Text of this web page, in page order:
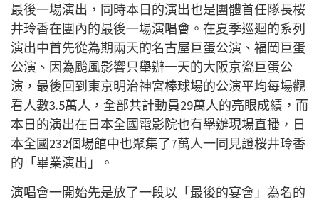
最後一場演出，同時本日的演出也是團體首任隊長桜
井玲香在團內的最後一場演唱會。在夏季巡迴的系列
演出中首先從為期兩天的名古屋巨蛋公演、福岡巨蛋
公演、因為颱風影響只舉辦一天的大阪京瓷巨蛋公
演，最後回到東京明治神宮棒球場的公演平均每場觀
看人數3.5萬人，全部共計動員29萬人的亮眼成績，而
本日的演出在日本全國電影院也有舉辦現場直播，日
本全國232個場館中也聚集了7萬人一同見證桜井玲香
的「畢業演出」。
演唱會一開始先是放了一段以「最後的宴會」為名的